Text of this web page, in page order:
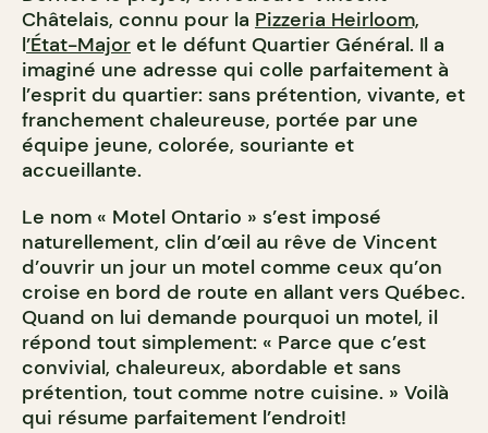
Châtelais, connu pour la Pizzeria Heirloom,
l’État-Major et le défunt Quartier Général. Il a
imaginé une adresse qui colle parfaitement à
l’esprit du quartier: sans prétention, vivante, et
franchement chaleureuse, portée par une
équipe jeune, colorée, souriante et
accueillante.
Le nom « Motel Ontario » s’est imposé
naturellement, clin d’œil au rêve de Vincent
d’ouvrir un jour un motel comme ceux qu’on
croise en bord de route en allant vers Québec.
Quand on lui demande pourquoi un motel, il
répond tout simplement: « Parce que c’est
convivial, chaleureux, abordable et sans
prétention, tout comme notre cuisine. » Voilà
qui résume parfaitement l’endroit!